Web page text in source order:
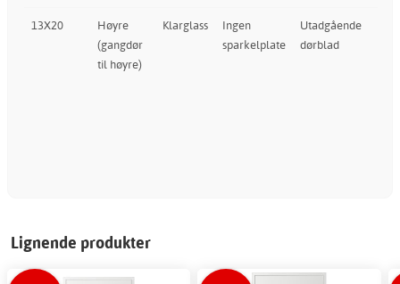
13X20
Høyre
(gangdør
til høyre)
Klarglass
Ingen
sparkelplate
Utadgående
dørblad
Lignende produkter